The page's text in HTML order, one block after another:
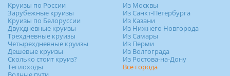
Круизы по России
Зарубежные круизы
Круизы по Белоруссии
Двухдневные круизы
Трехдневные круизы
Четырехдневные круизы
Дешевые круизы
Сколько стоит круиз?
Теплоходы
Из Москвы
Из Санкт-Петербурга
Из Казани
Из Нижнего Новгорода
Из Самары
Из Перми
Из Волгограда
Из Ростова-на-Дону
Все города